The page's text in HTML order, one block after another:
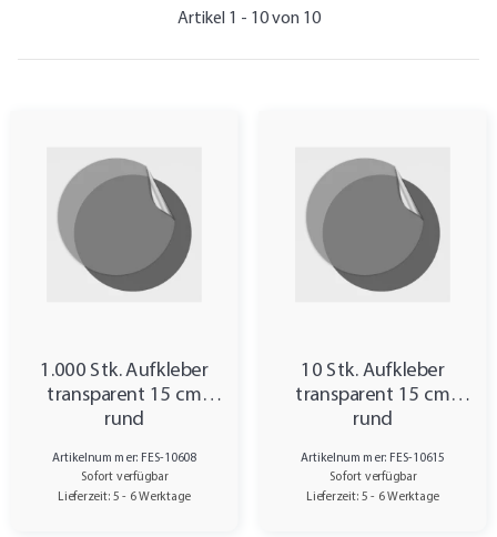
Artikel 1 - 10 von 10
1.000 Stk. Aufkleber
transparent 15 cm
rund
Artikelnummer: FES-10608
Sofort verfügbar
Lieferzeit: 5 - 6 Werktage
10 Stk. Aufkleber
transparent 15 cm
rund
Artikelnummer: FES-10615
Sofort verfügbar
Lieferzeit: 5 - 6 Werktage